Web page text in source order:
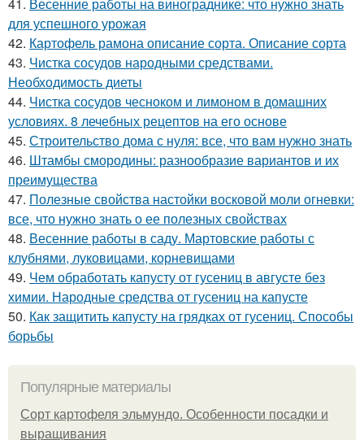
для успешного урожая
42. Картофель рамона описание сорта. Описание сорта
43. Чистка сосудов народными средствами.
Необходимость диеты
44. Чистка сосудов чесноком и лимоном в домашних
условиях. 8 лечебных рецептов на его основе
45. Строительство дома с нуля: все, что вам нужно знать
46. Штамбы смородины: разнообразие вариантов и их
преимущества
47. Полезные свойства настойки восковой моли огневки:
все, что нужно знать о ее полезных свойствах
48. Весенние работы в саду. Мартовские работы с
клубнями, луковицами, корневищами
49. Чем обработать капусту от гусениц в августе без
химии. Народные средства от гусениц на капусте
50. Как защитить капусту на грядках от гусениц. Способы
борьбы
Популярные материалы
Сорт картофеля эльмундо. Особенности посадки и
выращивания